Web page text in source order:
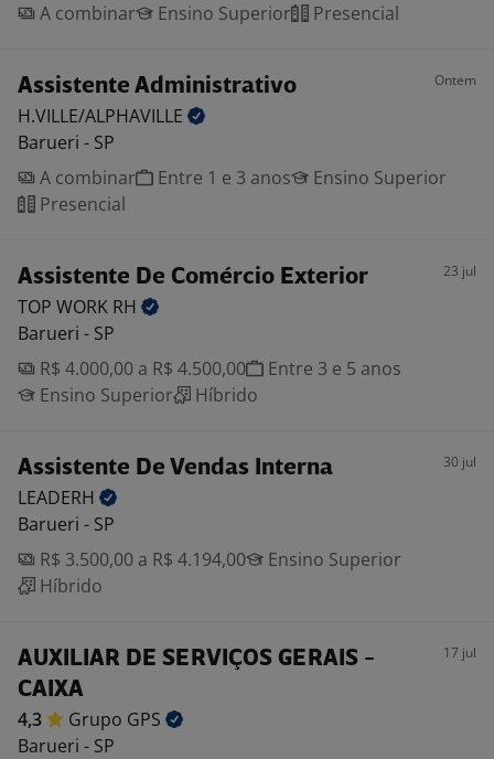
A combinar
Ensino Superior Presencial
Assistente Administrativo Ontem
H.VILLE/ALPHAVILLE
Barueri - SP
A combinar
Entre 1 e 3 anos
Ensino Superior
Presencial
Assistente De Comércio Exterior 23 jul
TOP WORK RH
Barueri - SP
R$ 4.000,00 a R$ 4.500,00
Entre 3 e 5 anos
Ensino Superior
Híbrido
Assistente De Vendas Interna 30 jul
LEADERH
Barueri - SP
R$ 3.500,00 a R$ 4.194,00
Ensino Superior
Híbrido
AUXILIAR DE SERVIÇOS GERAIS -
CAIXA
17 jul
4,3 Grupo GPS
Barueri - SP